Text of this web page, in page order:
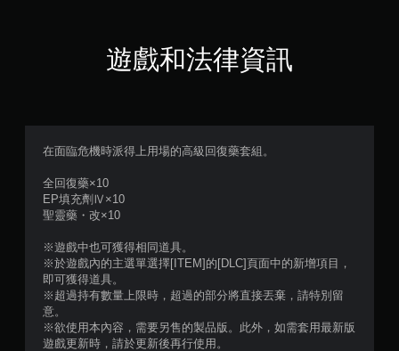
2
則
遊戲和法律資訊
在面臨危機時派得上用場的高級回復藥套組。
全回復藥×10
EP填充劑Ⅳ×10
聖靈藥・改×10
※遊戲中也可獲得相同道具。
※於遊戲內的主選單選擇[ITEM]的[DLC]頁面中的新增項目，
即可獲得道具。
※超過持有數量上限時，超過的部分將直接丟棄，請特別留
意。
※欲使用本內容，需要另售的製品版。此外，如需套用最新版
遊戲更新時，請於更新後再行使用。